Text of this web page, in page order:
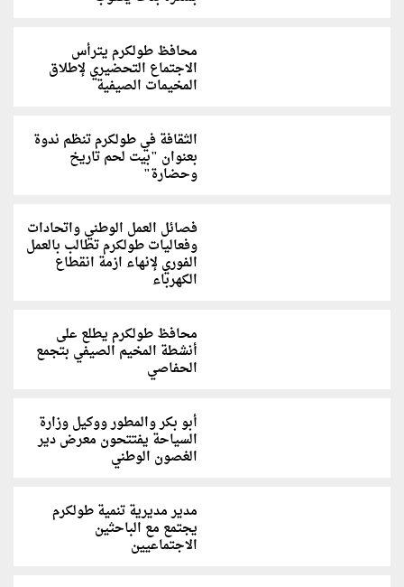
محافظ طولكرم يترأس
الاجتماع التحضيري لإطلاق
المخيمات الصيفية
الثقافة في طولكرم تنظم ندوة
بعنوان "بيت لحم تاريخ
وحضارة"
فصائل العمل الوطني واتحادات
وفعاليات طولكرم تطالب بالعمل
الفوري لإنهاء ازمة انقطاع
الكهرباء
محافظ طولكرم يطلع على
أنشطة المخيم الصيفي بتجمع
الحفاصي
أبو بكر والمطور ووكيل وزارة
السياحة يفتتحون معرض دير
الغصون الوطني
مدير مديرية تنمية طولكرم
يجتمع مع الباحثين
الاجتماعيين